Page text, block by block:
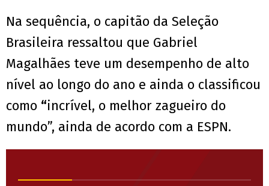
Na sequência, o capitão da Seleção
Brasileira ressaltou que Gabriel
Magalhães teve um desempenho de alto
nível ao longo do ano e ainda o classificou
como “incrível, o melhor zagueiro do
mundo”, ainda de acordo com a ESPN.